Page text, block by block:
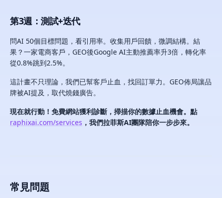
第3週：測試+迭代
問AI 50個目標問題，看引用率。收集用戶回饋，微調結構。結
果？一家電商客戶，GEO後Google AI主動推薦率升3倍，轉化率
從0.8%跳到2.5%。
這計畫不只理論，我們已幫客戶止血，找回訂單力。GEO佈局讓品
牌被AI提及，取代燒錢廣告。
現在就行動！免費網站獲利診斷，掃描你的數據止血機會。點
raphixai.com/services ，我們拉菲斯AI團隊陪你一步步來。
常見問題